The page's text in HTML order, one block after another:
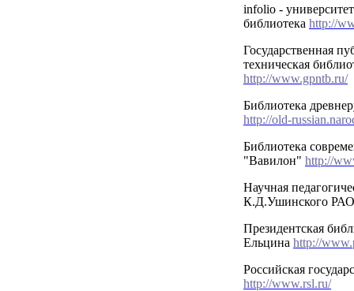
infolio -
библиотека http://
Государственная
техническая
http://www.gpntb.ru/
Библиотека
http://old-
Библиотека
"Вавилон" http://
Научная
К.Д.Ушинского
Президентская
Ельцина http://
Российская
http://www.rsl.ru/